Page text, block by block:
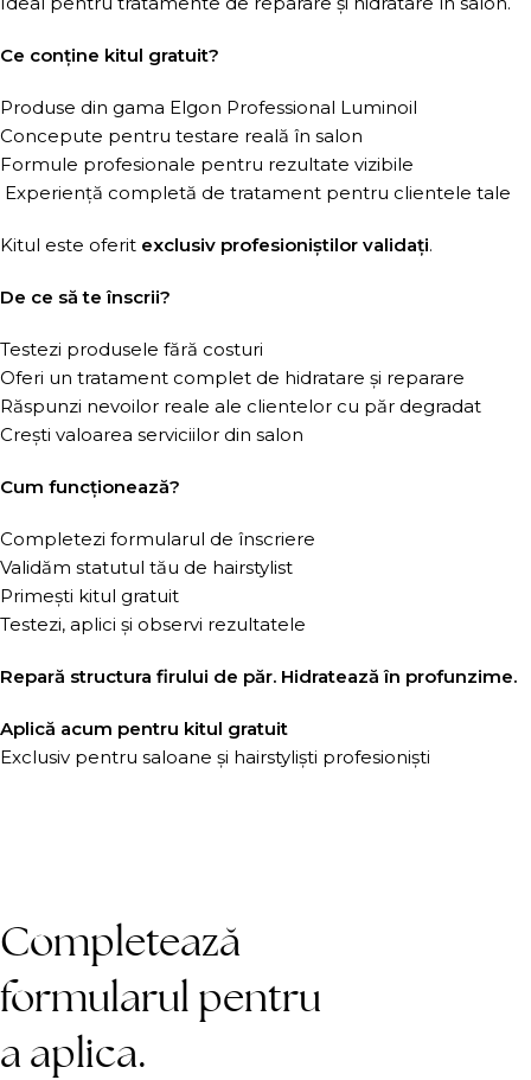
Ce conține kitul gratuit?
Produse din gama Elgon Professional Luminoil
Concepute pentru testare reală în salon
Formule profesionale pentru rezultate vizibile
Experiență completă de tratament pentru clientele tale
Kitul este oferit exclusiv profesioniștilor validați.
De ce să te înscrii?
Testezi produsele fără costuri
Oferi un tratament complet de hidratare și reparare
Răspunzi nevoilor reale ale clientelor cu păr degradat
Crești valoarea serviciilor din salon
Cum funcționează?
Completezi formularul de înscriere
Validăm statutul tău de hairstylist
Primești kitul gratuit
Testezi, aplici și observi rezultatele
Repară structura firului de păr. Hidratează în profunzime.
Aplică acum pentru kitul gratuit
Exclusiv pentru saloane și hairstyliști profesioniști
Completează
formularul pentru
a aplica.